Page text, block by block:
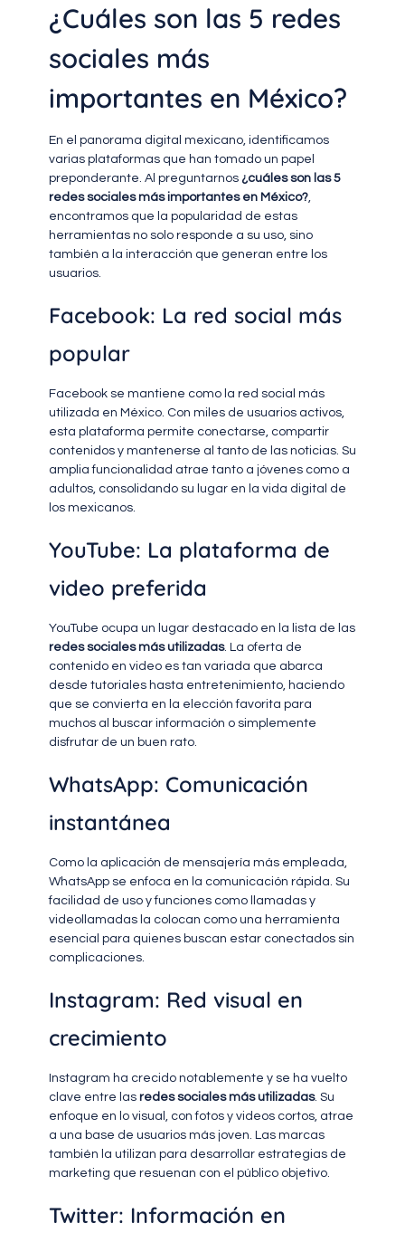
¿Cuáles son las 5 redes
sociales más
importantes en México?
En el panorama digital mexicano, identificamos
varias plataformas que han tomado un papel
preponderante. Al preguntarnos ¿cuáles son las 5
redes sociales más importantes en México?,
encontramos que la popularidad de estas
herramientas no solo responde a su uso, sino
también a la interacción que generan entre los
usuarios.
Facebook: La red social más
popular
Facebook se mantiene como la red social más
utilizada en México. Con miles de usuarios activos,
esta plataforma permite conectarse, compartir
contenidos y mantenerse al tanto de las noticias. Su
amplia funcionalidad atrae tanto a jóvenes como a
adultos, consolidando su lugar en la vida digital de
los mexicanos.
YouTube: La plataforma de
video preferida
YouTube ocupa un lugar destacado en la lista de las
redes sociales más utilizadas. La oferta de
contenido en video es tan variada que abarca
desde tutoriales hasta entretenimiento, haciendo
que se convierta en la elección favorita para
muchos al buscar información o simplemente
disfrutar de un buen rato.
WhatsApp: Comunicación
instantánea
Como la aplicación de mensajería más empleada,
WhatsApp se enfoca en la comunicación rápida. Su
facilidad de uso y funciones como llamadas y
videollamadas la colocan como una herramienta
esencial para quienes buscan estar conectados sin
complicaciones.
Instagram: Red visual en
crecimiento
Instagram ha crecido notablemente y se ha vuelto
clave entre las redes sociales más utilizadas. Su
enfoque en lo visual, con fotos y videos cortos, atrae
a una base de usuarios más joven. Las marcas
también la utilizan para desarrollar estrategias de
marketing que resuenan con el público objetivo.
Twitter: Información en